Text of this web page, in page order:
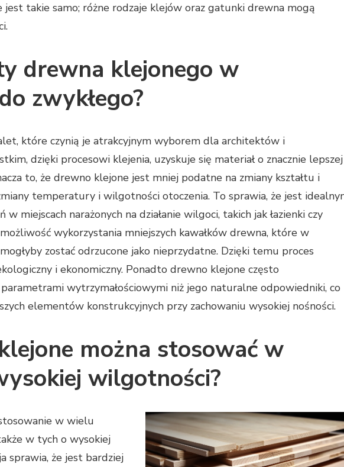
jest takie samo; różne rodzaje klejów oraz gatunki drewna mogą
drewna klejonego w
zwykłego?
które czynią je atrakcyjnym wyborem dla architektów i
dzięki procesowi klejenia, uzyskuje się materiał o znacznie lepszej
to, że drewno klejone jest mniej podatne na zmiany kształtu i
temperatury i wilgotności otoczenia. To sprawia, że jest
miejscach narażonych na działanie wilgoci, takich jak łazienki czy
wykorzystania mniejszych kawałków drewna, które w
zostać odrzucone jako nieprzydatne. Dzięki temu proces
i ekonomiczny. Ponadto drewno klejone często
wytrzymałościowymi niż jego naturalne odpowiedniki, co
elementów konstrukcyjnych przy zachowaniu wysokiej nośności.
można stosować w
wilgotności?
w wielu
w tych o wysokiej
sprawia, że jest bardziej